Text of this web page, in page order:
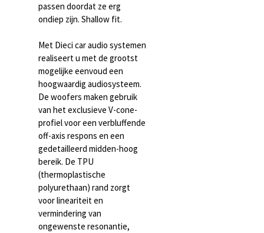
passen doordat ze erg
ondiep zijn. Shallow fit.
Met Dieci car audio systemen
realiseert u met de grootst
mogelijke eenvoud een
hoogwaardig audiosysteem.
De woofers maken gebruik
van het exclusieve V-cone-
profiel voor een verbluffende
off-axis respons en een
gedetailleerd midden-hoog
bereik. De TPU
(thermoplastische
polyurethaan) rand zorgt
voor lineariteit en
vermindering van
ongewenste resonantie,